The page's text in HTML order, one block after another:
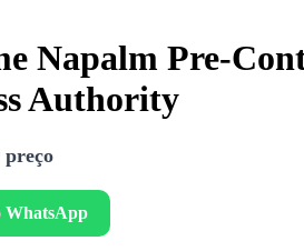
Napalm Pre-
Authority
WhatsApp